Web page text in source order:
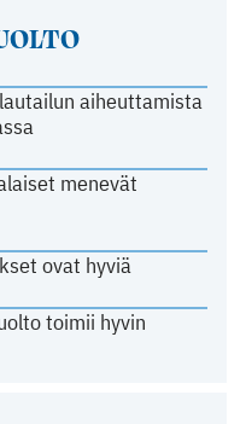
aiheuttamista
menevät
ovat hyviä
toimii hyvin